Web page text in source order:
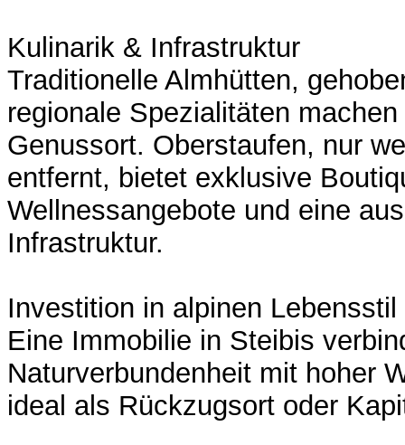
Kulinarik & Infrastruktur
Traditionelle Almhütten,
regionale Spezialitäten
Genussort. Oberstaufen, nur
entfernt, bietet exklusive
Wellnessangebote und eine
Infrastruktur.
Investition in alpinen Lebensstil
Eine Immobilie in Steibis
Naturverbundenheit mit hoher
ideal als Rückzugsort oder